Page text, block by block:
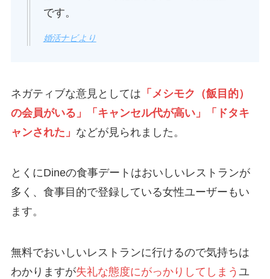
です。
婚活ナビより
ネガティブな意見としては 「メシモク（飯目的）
の会員がいる」「キャンセル代が高い」「 ドタキ
ャンされた 」 などが見られました。
とくにDineの食事デートはおいしいレストランが
多く、食事目的で登録している女性ユーザーもい
ます。
無料でおいしいレストランに行けるので気持ちは
わかりますが失礼な態度にがっかりしてしまう ユ